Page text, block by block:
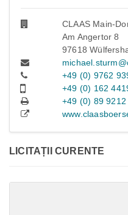
CLAAS Main-
Am Angertor 8
97618
+49 (0) 9762
+49 (0) 162
+49 (0) 89 9212
LICITAȚII CURENTE